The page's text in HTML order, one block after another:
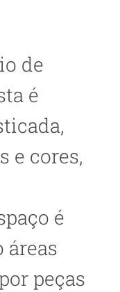
de
é
e cores,
é
peças